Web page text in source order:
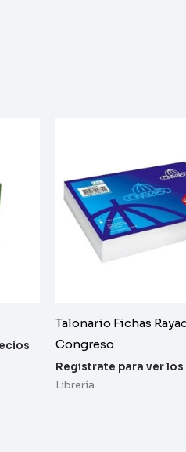
Talonario Fichas
Congreso
Registrate para ver
Librería